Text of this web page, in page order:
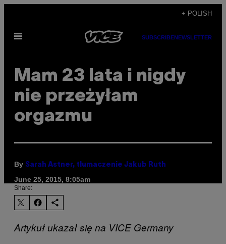
content
+ POLISH
Open
SUBSCRIBENEWSLETTER
Mam 23 lata i nigdy
nie przeżyłam
orgazmu
By Sarah Astner, tłumaczenie Jakub Ruth
June 25, 2015, 8:05am
Share:
Artykuł ukazał się na VICE Germany